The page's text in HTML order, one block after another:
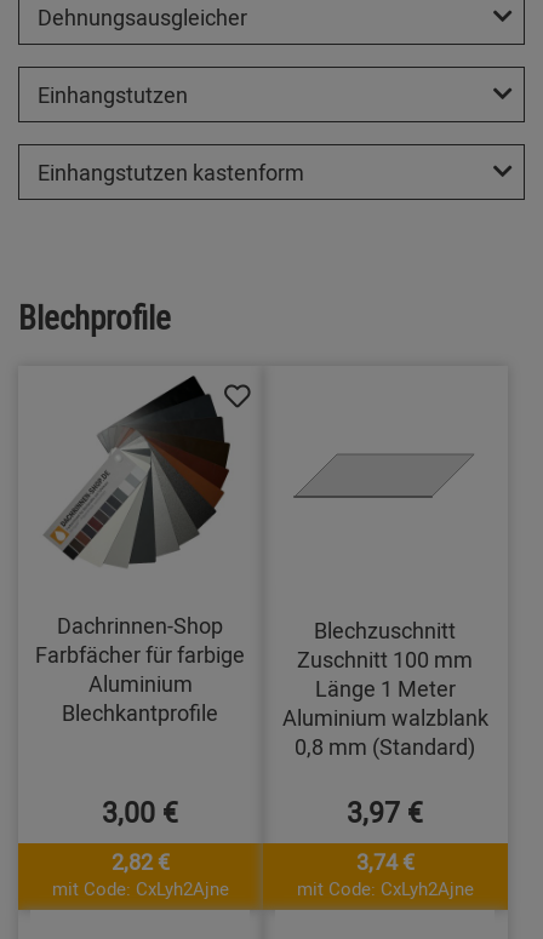
Dehnungsausgleicher
Einhangstutzen
Einhangstutzen kastenform
Blechprofile
Dachrinnen-Shop
Farbfächer für farbige
Aluminium
Blechkantprofile
3,00 €
2,82 €
mit Code: CxLyh2Ajne
Blechzuschnitt
Zuschnitt 100 mm
Länge 1 Meter
Aluminium walzblank
0,8 mm (Standard)
3,97 €
3,74 €
mit Code: CxLyh2Ajne